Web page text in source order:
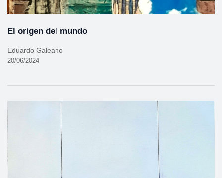
El origen del mundo
Eduardo Galeano
20/06/2024